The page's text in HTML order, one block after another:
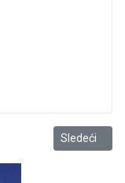
Sledeći
Sledeći